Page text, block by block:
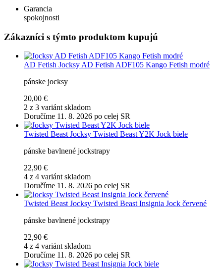
Garancia
spokojnosti
Zákazníci s týmto produktom kupujú
AD Fetish Jocksy AD Fetish ADF105 Kango Fetish modré
pánske jocksy
20,00 €
2 z 3 variánt skladom
Doručíme 11. 8. 2026 po celej SR
Twisted Beast Jocksy Twisted Beast Y2K Jock biele
pánske bavlnené jockstrapy
22,90 €
4 z 4 variánt skladom
Doručíme 11. 8. 2026 po celej SR
Twisted Beast Jocksy Twisted Beast Insignia Jock červené
pánske bavlnené jockstrapy
22,90 €
4 z 4 variánt skladom
Doručíme 11. 8. 2026 po celej SR